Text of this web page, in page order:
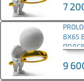
7
8Х65
9